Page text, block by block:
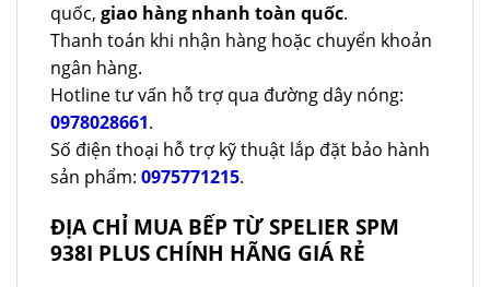
quốc, giao hàng nhanh toàn quốc.
Thanh toán khi nhận hàng hoặc chuyển khoản
ngân hàng.
Hotline tư vấn hỗ trợ qua đường dây nóng:
0978028661.
Số điện thoại hỗ trợ kỹ thuật lắp đặt bảo hành
sản phẩm: 0975771215.
ĐỊA CHỈ MUA BẾP TỪ SPELIER SPM
938I PLUS CHÍNH HÃNG GIÁ RẺ